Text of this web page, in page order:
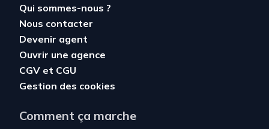
Qui sommes-nous ?
Nous contacter
Devenir agent
Ouvrir une agence
CGV et CGU
Gestion des cookies
Comment ça marche